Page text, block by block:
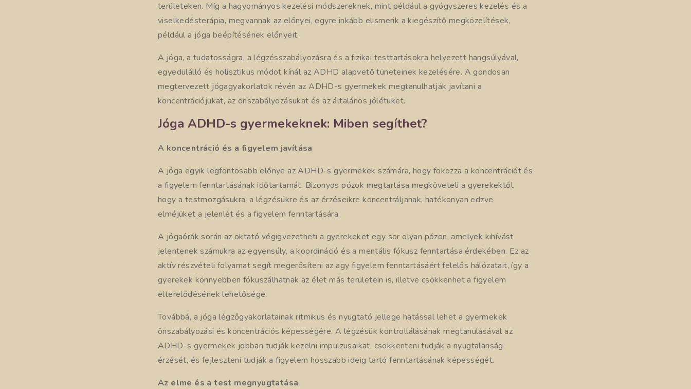
területeken. Míg a hagyományos kezelési módszereknek, mint például a gyógyszeres kezelés és a
viselkedésterápia, megvannak az előnyei, egyre inkább elismerik a kiegészítő megközelítések,
például a jóga beépítésének előnyeit.
A jóga, a tudatosságra, a légzésszabályozásra és a fizikai testtartásokra helyezett hangsúlyával,
egyedülálló és holisztikus módot kínál az ADHD alapvető tüneteinek kezelésére. A gondosan
megtervezett jógagyakorlatok révén az ADHD-s gyermekek megtanulhatják javítani a
koncentrációjukat, az önszabályozásukat és az általános jólétüket.
Jóga ADHD-s gyermekeknek: Miben segíthet?
A koncentráció és a figyelem javítása
A jóga egyik legfontosabb előnye az ADHD-s gyermekek számára, hogy fokozza a koncentrációt és
a figyelem fenntartásának időtartamát. Bizonyos pózok megtartása megköveteli a gyerekektől,
hogy a testmozgásukra, a légzésükre és az érzéseikre koncentráljanak, hatékonyan edzve
elméjüket a jelenlét és a figyelem fenntartására.
A jógaórák során az oktató végigvezetheti a gyerekeket egy sor olyan pózon, amelyek kihívást
jelentenek számukra az egyensúly, a koordináció és a mentális fókusz fenntartása érdekében. Ez az
aktív részvételi folyamat segít megerősíteni az agy figyelem fenntartásáért felelős hálózatait, így a
gyerekek könnyebben fókuszálhatnak az élet más területein is, illetve csökkenhet a figyelem
elterelődésének lehetősége.
Továbbá, a jóga légzőgyakorlatainak ritmikus és nyugtató jellege hatással lehet a gyermekek
önszabályozási és koncentrációs képességére. A légzésük kontrollálásának megtanulásával az
ADHD-s gyermekek jobban tudják kezelni impulzusaikat, csökkenteni tudják a nyugtalanság
érzését, és fejleszteni tudják a figyelem hosszabb ideig tartó fenntartásának képességét.
Az elme és a test megnyugtatása